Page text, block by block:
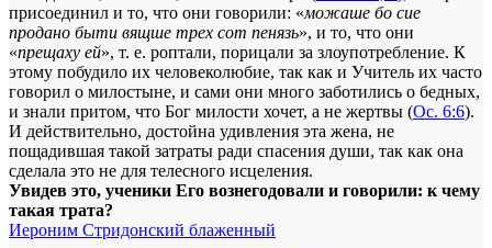
присоединил и то, что они говорили: «можаше бо сие
продано быти вящше трех сот пенязь», и то, что они
«прещаху ей», т. е. роптали, порицали за злоупотребление. К
этому побудило их человеколюбие, так как и Учитель их часто
говорил о милостыне, и сами они много заботились о бедных,
и знали притом, что Бог милости хочет, а не жертвы (Ос. 6:6).
И действительно, достойна удивления эта жена, не
пощадившая такой затраты ради спасения души, так как она
сделала это не для телесного исцеления.
Увидев это, ученики Его вознегодовали и говорили: к чему
такая трата?
Иероним Стридонский блаженный